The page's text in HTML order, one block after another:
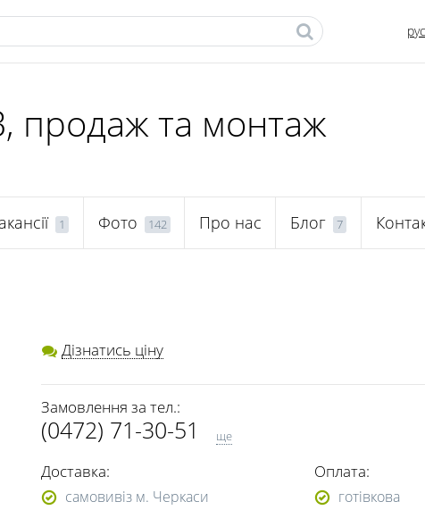
рус
продаж та монтаж
1 Фото 142 Про нас Блог 7
Дізнатись ціну
Замовлення за тел.:
(0472) 71-30-51
(050) 447-19-84
ще
Доставка:
самовивіз м. Черкаси
Оплата:
готівкова